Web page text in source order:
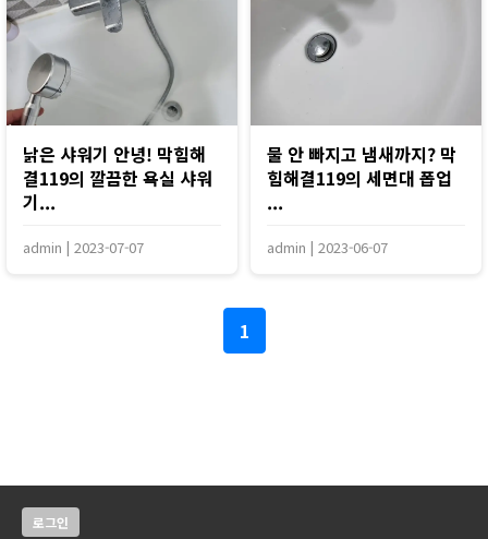
낡은 샤워기 안녕! 막힘해
결119의 깔끔한 욕실 샤워
기...
admin | 2023-07-07
물 안 빠지고 냄새까지? 막
힘해결119의 세면대 폽업
...
admin | 2023-06-07
1
로그인